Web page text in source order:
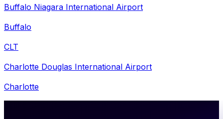
Buffalo Niagara International Airport
Buffalo
CLT
Charlotte Douglas International Airport
Charlotte